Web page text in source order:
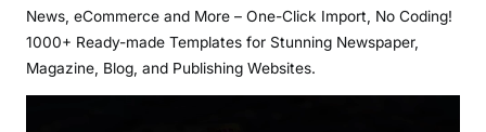
News, eCommerce and More – One-Click Import, No Coding!
1000+ Ready-made Templates for Stunning Newspaper,
Magazine, Blog, and Publishing Websites.